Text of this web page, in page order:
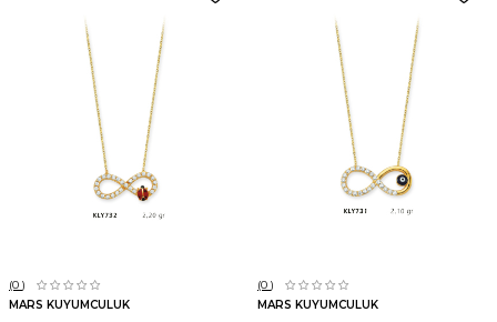
(0 )
MARS KUYUMCULUK
(0 )
MARS KUYUMCULUK